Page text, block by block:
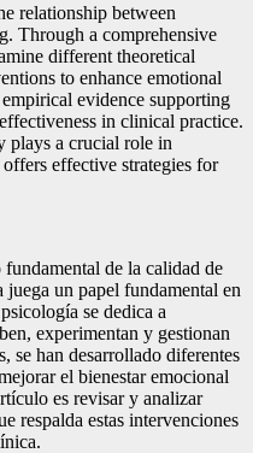
relationship between
Through a comprehensive
different theoretical
to enhance emotional
evidence supporting
in clinical practice.
plays a crucial role in
effective strategies for
de la calidad de
un papel fundamental en
se dedica a
experimentan y gestionan
se han desarrollado diferentes
el bienestar emocional
es revisar y analizar
respalda estas intervenciones